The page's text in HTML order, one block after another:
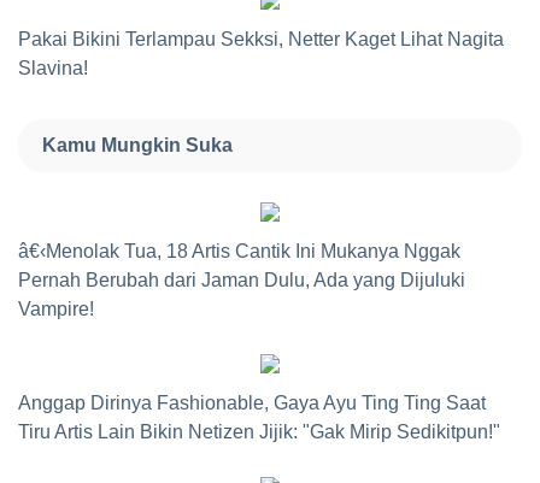
Pakai Bikini Terlampau Sekksi, Netter Kaget Lihat Nagita
Slavina!
Kamu Mungkin Suka
â€‹Menolak Tua, 18 Artis Cantik Ini Mukanya Nggak
Pernah Berubah dari Jaman Dulu, Ada yang Dijuluki
Vampire!
Anggap Dirinya Fashionable, Gaya Ayu Ting Ting Saat
Tiru Artis Lain Bikin Netizen Jijik: "Gak Mirip Sedikitpun!"